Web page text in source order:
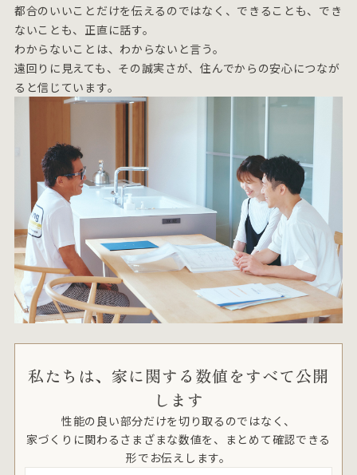
都合のいいことだけを伝えるのではなく、できることも、でき
ないことも、正直に話す。
わからないことは、わからないと言う。
遠回りに見えても、その誠実さが、住んでからの安心につなが
ると信じています。
私たちは、家に関する数値をすべて公開
します
性能の良い部分だけを切り取るのではなく、
家づくりに関わるさまざまな数値を、まとめて確認できる
形でお伝えします。